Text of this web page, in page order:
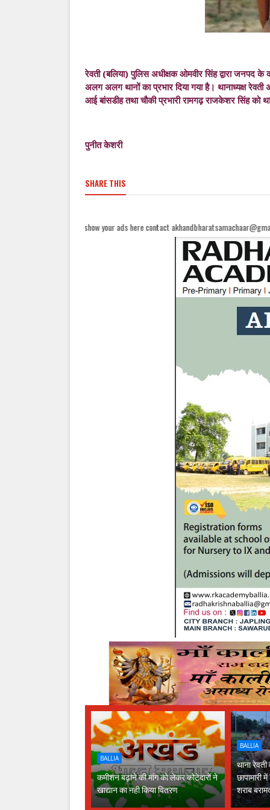
रेवती (बलिया) पुलिस अधीक्षक ओमवीर सिंह द्वारा जनपद के
अलग अलग थानों का प्रभार दिया गया है। थानाध्यक्ष
आई बांसडीह तथा चौकी प्रभारी रामगढ़ राजकेशर सिंह को
पुनीत केशरी
SHARE THIS
For show your ads here contact akhandbharatsamachaar@gmail.com...
BALLIA
कमीशन बढ़ाने की मांग को लेकर कोटेदारों ने
खाद्यान का नही किया वितरण
BALLIA
थाना
छापामारी
शराब